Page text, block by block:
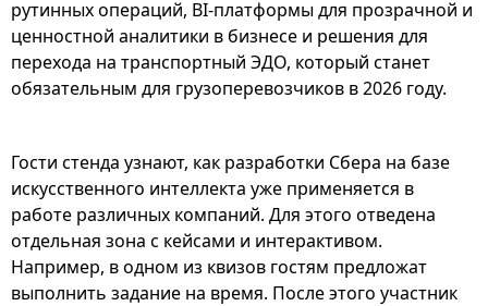
рутинных операций, BI-платформы для прозрачной и
ценностной аналитики в бизнесе и решения для
перехода на транспортный ЭДО, который станет
обязательным для грузоперевозчиков в 2026 году.
Гости стенда узнают, как разработки Сбера на базе
искусственного интеллекта уже применяется в
работе различных компаний. Для этого отведена
отдельная зона с кейсами и интерактивом.
Например, в одном из квизов гостям предложат
выполнить задание на время. После этого участник